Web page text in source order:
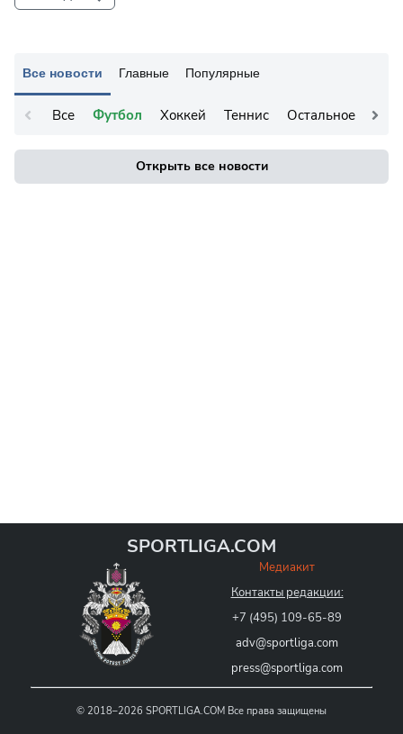
Все новости Главные Популярные
Все Футбол Хоккей Теннис Остальное
Открыть все новости
SPORTLIGA.COM
Медиакит
Контакты редакции:
+7 (495) 109-65-89
adv@sportliga.com
press@sportliga.com
© 2018–2026 SPORTLIGA.COM Все права защищены